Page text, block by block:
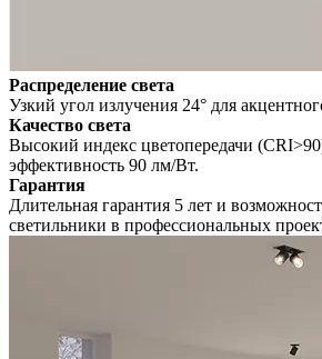
Распределение света
Узкий угол излучения 24° для
Качество света
Высокий индекс цветопередачи
эффективность 90 лм/Вт.
Гарантия
Длительная гарантия 5 лет и
светильники в профессиональных